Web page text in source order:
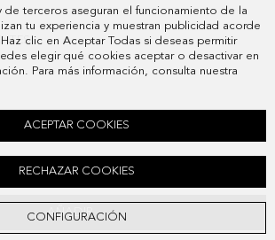
de terceros aseguran el funcionamiento de la
tu experiencia y muestran publicidad acorde
clic en Aceptar Todas si deseas permitir
elegir qué cookies aceptar o desactivar en
Para más información, consulta nuestra
CONFIGURACIÓN
RECHAZAR COOKIES
ACEPTAR COOKIES
AÑADIR